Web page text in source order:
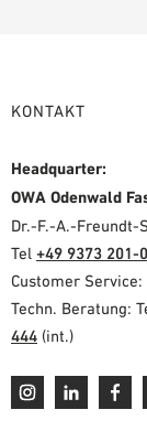
KONTAKT
Headquarter:
OWA Odenwald
Dr.-F.-A.-Freundt-
Tel +49 9373 201-0
Customer Service:
Techn. Beratung:
444 (int.)